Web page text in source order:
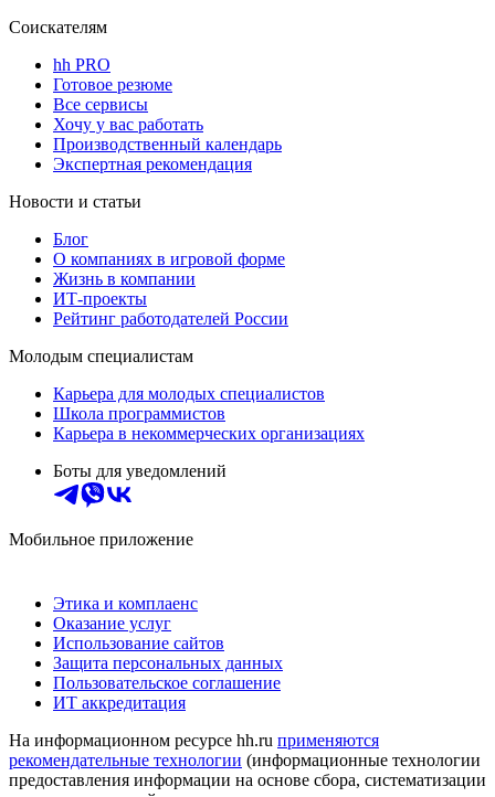
Соискателям
hh PRO
Готовое резюме
Все сервисы
Хочу у вас работать
Производственный календарь
Экспертная рекомендация
Новости и статьи
Блог
О компаниях в игровой форме
Жизнь в компании
ИТ-проекты
Рейтинг работодателей России
Молодым специалистам
Карьера для молодых специалистов
Школа программистов
Карьера в некоммерческих организациях
Боты для уведомлений
Мобильное приложение
Этика и комплаенс
Оказание услуг
Использование сайтов
Защита персональных данных
Пользовательское соглашение
ИТ аккредитация
На информационном ресурсе hh.ru применяются
рекомендательные технологии (информационные технологии
предоставления информации на основе сбора, систематизации